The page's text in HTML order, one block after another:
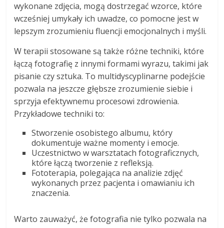
wykonane zdjęcia, mogą dostrzegać wzorce, które
wcześniej umykały ich uwadze, co pomocne jest w
lepszym zrozumieniu fluencji emocjonalnych i myśli.
W terapii stosowane są także różne techniki, które
łączą fotografię z innymi formami wyrazu, takimi jak
pisanie czy sztuka. To multidyscyplinarne podejście
pozwala na jeszcze głębsze zrozumienie siebie i
sprzyja efektywnemu procesowi zdrowienia.
Przykładowe techniki to:
Stworzenie osobistego albumu, który
dokumentuje ważne momenty i emocje.
Uczestnictwo w warsztatach fotograficznych,
które łączą tworzenie z refleksją.
Fototerapia, polegająca na analizie zdjęć
wykonanych przez pacjenta i omawianiu ich
znaczenia.
Warto zauważyć, że fotografia nie tylko pozwala na